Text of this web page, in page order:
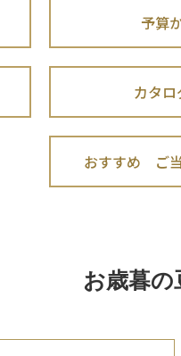
予算
カタロ
おすすめ ご
お歳暮の